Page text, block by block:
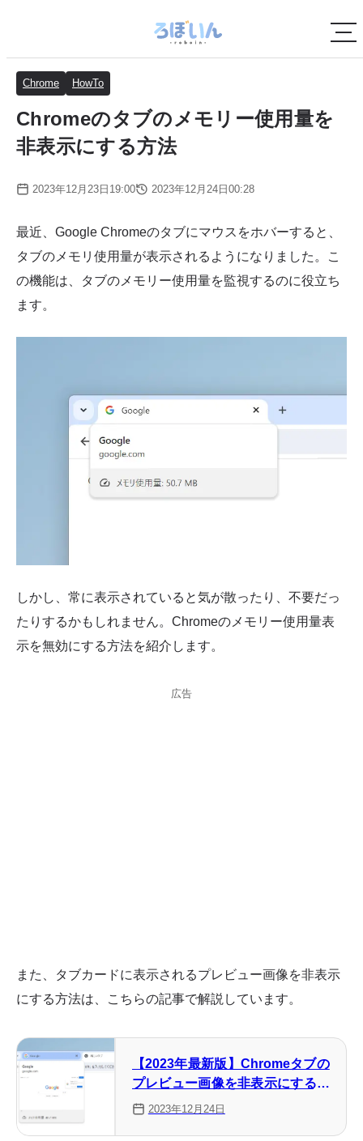
Chrome HowTo
Chromeのタブのメモリー使用量を
非表示にする方法
2023年12月23日19:00 2023年12月24日00:28
最近、Google Chromeのタブにマウスをホバーすると、
タブのメモリ使用量が表示されるようになりました。こ
の機能は、タブのメモリー使用量を監視するのに役立ち
ます。
しかし、常に表示されていると気が散ったり、不要だっ
たりするかもしれません。Chromeのメモリー使用量表
示を無効にする方法を紹介します。
広告
また、タブカードに表示されるプレビュー画像を非表示
にする方法は、こちらの記事で解説しています。
【2023年最新版】Chromeタブの
プレビュー画像を非表示にする方
法 2023年12月24日